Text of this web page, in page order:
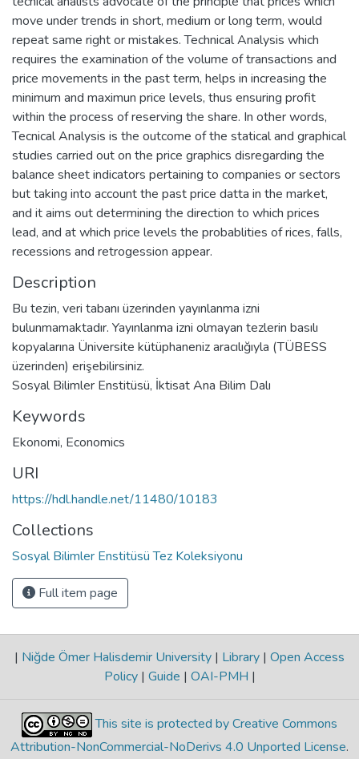
move under trends in short, medium or long term, would
repeat same right or mistakes. Technical Analysis which
requires the examination of the volume of transactions and
price movements in the past term, helps in increasing the
minimum and maximun price levels, thus ensuring profit
within the process of reserving the share. In other words,
Tecnical Analysis is the outcome of the statical and graphical
studies carried out on the price graphics disregarding the
balance sheet indicators pertaining to companies or sectors
but taking into account the past price datta in the market,
and it aims out determining the direction to which prices
lead, and at which price levels the probablities of rices, falls,
recessions and retrogession appear.
Description
Bu tezin, veri tabanı üzerinden yayınlanma izni
bulunmamaktadır. Yayınlanma izni olmayan tezlerin basılı
kopyalarına Üniversite kütüphaneniz aracılığıyla (TÜBESS
üzerinden) erişebilirsiniz.
Sosyal Bilimler Enstitüsü, İktisat Ana Bilim Dalı
Keywords
Ekonomi, Economics
URI
https://hdl.handle.net/11480/10183
Collections
Sosyal Bilimler Enstitüsü Tez Koleksiyonu
Full item page
| Niğde Ömer Halisdemir University | Library | Open Access
Policy | Guide | OAI-PMH |
This site is protected by Creative Commons
Attribution-NonCommercial-NoDerivs 4.0 Unported License.